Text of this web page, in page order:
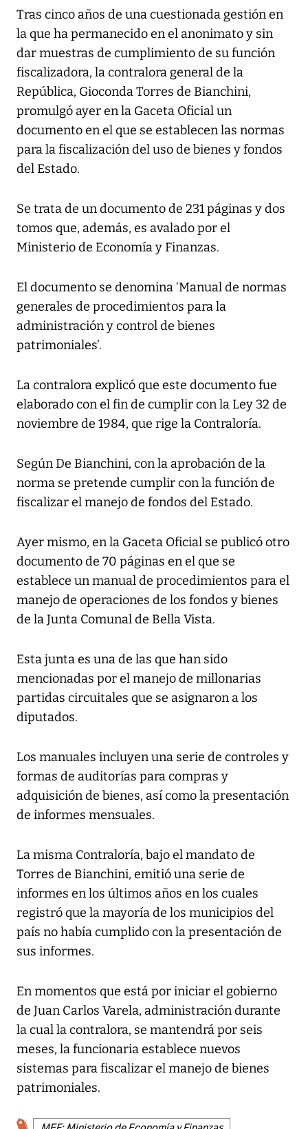
Tras cinco años de una cuestionada gestión en
la que ha permanecido en el anonimato y sin
dar muestras de cumplimiento de su función
fiscalizadora, la contralora general de la
República, Gioconda Torres de Bianchini,
promulgó ayer en la Gaceta Oficial un
documento en el que se establecen las normas
para la fiscalización del uso de bienes y fondos
del Estado.
Se trata de un documento de 231 páginas y dos
tomos que, además, es avalado por el
Ministerio de Economía y Finanzas.
El documento se denomina ‘Manual de normas
generales de procedimientos para la
administración y control de bienes
patrimoniales’.
La contralora explicó que este documento fue
elaborado con el fin de cumplir con la Ley 32 de
noviembre de 1984, que rige la Contraloría.
Según De Bianchini, con la aprobación de la
norma se pretende cumplir con la función de
fiscalizar el manejo de fondos del Estado.
Ayer mismo, en la Gaceta Oficial se publicó otro
documento de 70 páginas en el que se
establece un manual de procedimientos para el
manejo de operaciones de los fondos y bienes
de la Junta Comunal de Bella Vista.
Esta junta es una de las que han sido
mencionadas por el manejo de millonarias
partidas circuitales que se asignaron a los
diputados.
Los manuales incluyen una serie de controles y
formas de auditorías para compras y
adquisición de bienes, así como la presentación
de informes mensuales.
La misma Contraloría, bajo el mandato de
Torres de Bianchini, emitió una serie de
informes en los últimos años en los cuales
registró que la mayoría de los municipios del
país no había cumplido con la presentación de
sus informes.
En momentos que está por iniciar el gobierno
de Juan Carlos Varela, administración durante
la cual la contralora, se mantendrá por seis
meses, la funcionaria establece nuevos
sistemas para fiscalizar el manejo de bienes
patrimoniales.